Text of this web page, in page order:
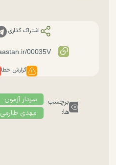
اشتراک گذاری:
گزارش خطا
برچسب
ها:
سردار آزمون
مهدی طارمی